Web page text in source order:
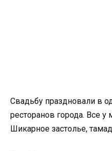
Свадьбу праздновали в
ресторанов города. Все
Шикарное застолье,